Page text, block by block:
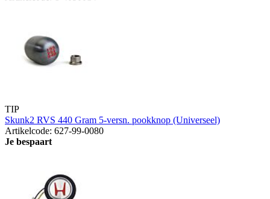
TIP
Skunk2 RVS 440 Gram 5-versn. pookknop (Universeel)
Artikelcode: 627-99-0080
Je bespaart